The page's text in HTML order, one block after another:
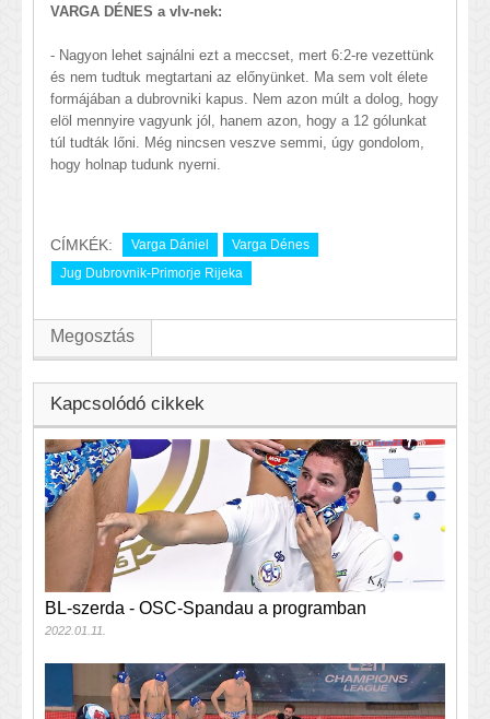
VARGA DÉNES a vlv-nek:
- Nagyon lehet sajnálni ezt a meccset, mert 6:2-re vezettünk
és nem tudtuk megtartani az előnyünket. Ma sem volt élete
formájában a dubrovniki kapus. Nem azon múlt a dolog, hogy
elöl mennyire vagyunk jól, hanem azon, hogy a 12 gólunkat
túl tudták lőni. Még nincsen veszve semmi, úgy gondolom,
hogy holnap tudunk nyerni.
CÍMKÉK: Varga Dániel
Varga Dénes
Jug Dubrovnik-Primorje Rijeka
Megosztás
Kapcsolódó cikkek
BL-szerda - OSC-Spandau a programban
2022.01.11.